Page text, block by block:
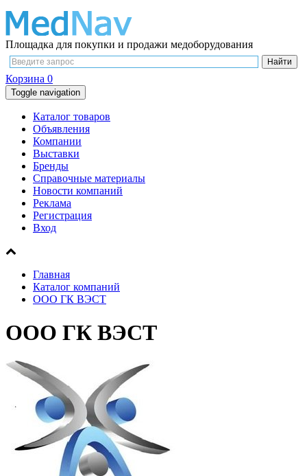
Площадка для покупки и продажи медоборудования
Корзина 0
Toggle navigation
Каталог товаров
Объявления
Компании
Выставки
Бренды
Справочные материалы
Новости компаний
Реклама
Регистрация
Вход
Главная
Каталог компаний
ООО ГК ВЭСТ
ООО ГК ВЭСТ